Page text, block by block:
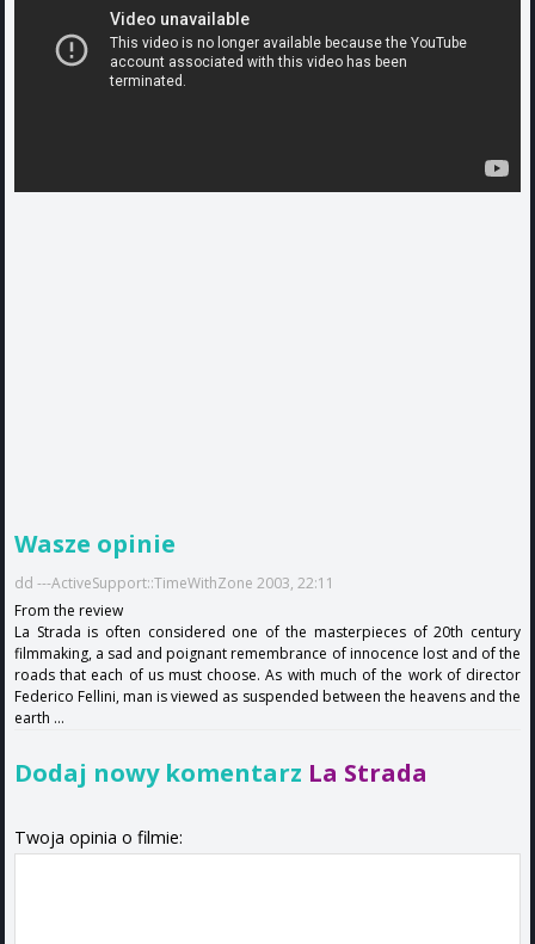
Wasze opinie
dd ---ActiveSupport::TimeWithZone 2003, 22:11
From the review
La Strada is often considered one of the masterpieces of 20th century
filmmaking, a sad and poignant remembrance of innocence lost and of the
roads that each of us must choose. As with much of the work of director
Federico Fellini, man is viewed as suspended between the heavens and the
earth ...
Dodaj nowy komentarz La Strada
Twoja opinia o filmie: